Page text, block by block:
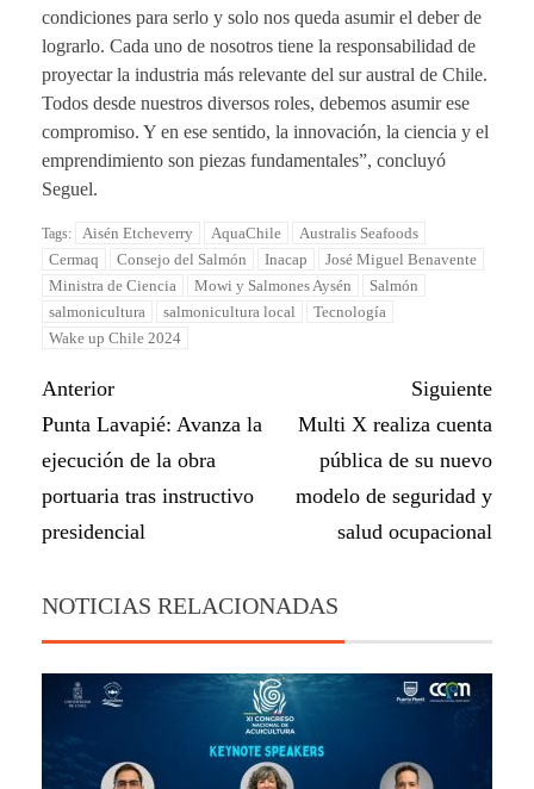
condiciones para serlo y solo nos queda asumir el deber de
lograrlo. Cada uno de nosotros tiene la responsabilidad de
proyectar la industria más relevante del sur austral de Chile.
Todos desde nuestros diversos roles, debemos asumir ese
compromiso. Y en ese sentido, la innovación, la ciencia y el
emprendimiento son piezas fundamentales”, concluyó
Seguel.
Tags: Aisén Etcheverry AquaChile
Australis Seafoods
Cermaq
Consejo del Salmón Inacap
José Miguel Benavente
Ministra de Ciencia
Mowi y Salmones Aysén
Salmón
salmonicultura
salmonicultura local
Tecnología
Wake up Chile 2024
Anterior
Punta Lavapié: Avanza la
ejecución de la obra
portuaria tras instructivo
presidencial
Siguiente
Multi X realiza cuenta
pública de su nuevo
modelo de seguridad y
salud ocupacional
NOTICIAS RELACIONADAS